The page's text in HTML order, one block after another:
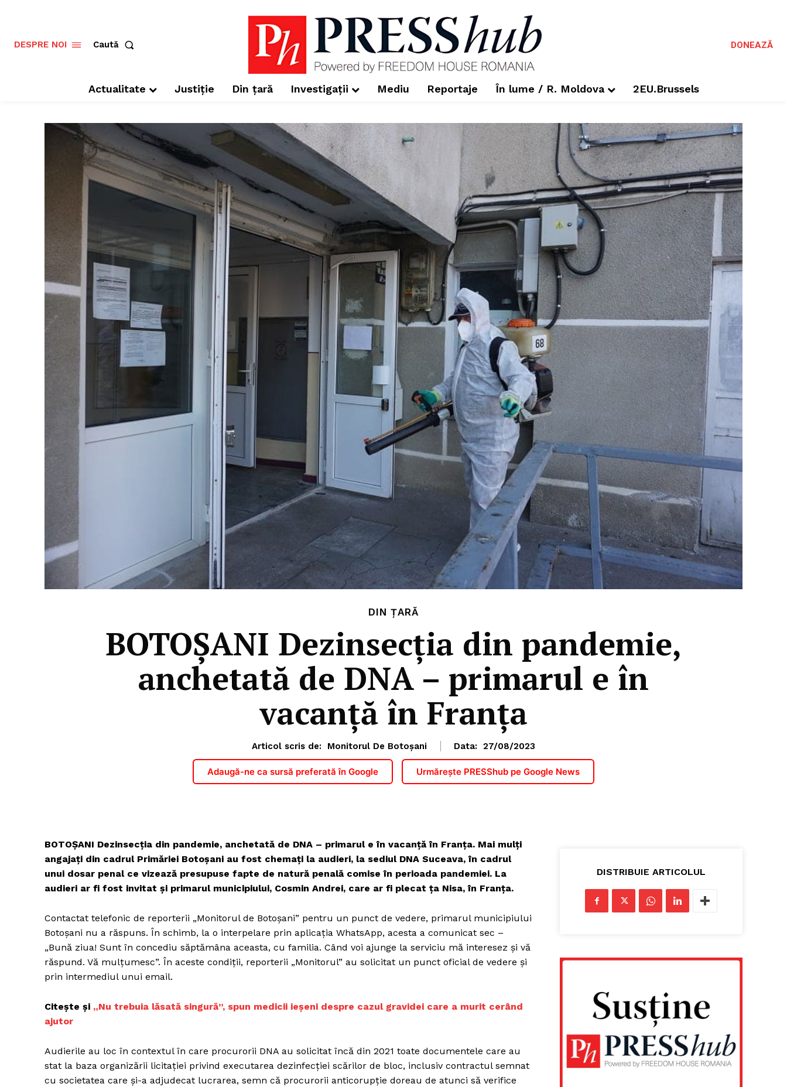
DESPRE NOI Caută DONEAZĂ
Actualitate Justiție Din țară Investigații Mediu Reportaje În lume / R. Moldova 2EU.Brussels
DIN ȚARĂ
BOTOȘANI Dezinsecția din pandemie,
anchetată de DNA – primarul e în
vacanță în Franța
Articol scris de: Monitorul De Botoșani Data: 27/08/2023
Adaugă-ne ca sursă preferată în Google Urmărește PRESShub pe Google News
BOTOȘANI Dezinsecția din pandemie, anchetată de DNA – primarul e în vacanță în Franța. Mai mulți
angajați din cadrul Primăriei Botoșani au fost chemați la audieri, la sediul DNA Suceava, în cadrul
unui dosar penal ce vizează presupuse fapte de natură penală comise în perioada pandemiei. La
audieri ar fi fost invitat și primarul municipiului, Cosmin Andrei, care ar fi plecat ța Nisa, în Franța.
Contactat telefonic de reporterii „Monitorul de Botoșani” pentru un punct de vedere, primarul municipiului
Botoșani nu a răspuns. În schimb, la o interpelare prin aplicația WhatsApp, acesta a comunicat sec –
„Bună ziua! Sunt în concediu săptămâna aceasta, cu familia. Când voi ajunge la serviciu mă interesez și vă
răspund. Vă mulțumesc”. În aceste condiții, reporterii „Monitorul” au solicitat un punct oficial de vedere și
prin intermediul unui email.
Citește și „Nu trebuia lăsată singură”, spun medicii ieşeni despre cazul gravidei care a murit cerând
ajutor
Audierile au loc în contextul în care procurorii DNA au solicitat încă din 2021 toate documentele care au
stat la baza organizării licitației privind executarea dezinfecției scărilor de bloc, inclusiv contractul semnat
cu societatea care și-a adjudecat lucrarea, semn că procurorii anticorupție doreau de atunci să verifice
DISTRIBUIE ARTICOLUL